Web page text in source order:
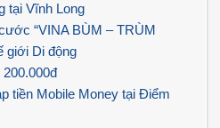
tại Vĩnh Long
“VINA BÙM – TRÙM
giới Di động
tiền Mobile Money tại Điểm